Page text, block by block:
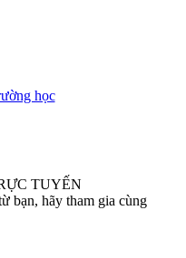
TUYẾN
bạn, hãy tham gia cùng